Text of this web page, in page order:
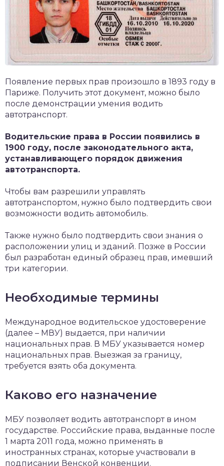
Появление первых прав произошло в 1893 году в
Париже. Получить этот документ, можно было
после демонстрации умения водить
автотранспорт.
Водительские права в России появились в
1900 году, после законодательного акта,
устанавливающего порядок движения
автотранспорта.
Чтобы вам разрешили управлять
автотранспортом, нужно было подтвердить свои
возможности водить автомобиль.
Также нужно было подтвердить свои знания о
расположении улиц и зданий. Позже в России
был разработан единый образец прав, имевший
три категории.
Необходимые термины
Международное водительское удостоверение
(далее – МВУ) выдается, при наличии
национальных прав. В МБУ указывается номер
национальных прав. Выезжая за границу,
требуется взять оба документа.
Каково его назначение
МБУ позволяет водить автотранспорт в ином
государстве. Российские права, выданные после
1 марта 2011 года, можно применять в
иностранных странах, которые участвовали в
подписании Венской конвенции.